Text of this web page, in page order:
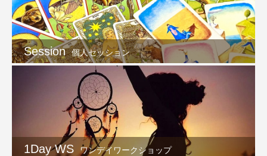
Session 個人セッション
1Day WS ワンデイワークショップ